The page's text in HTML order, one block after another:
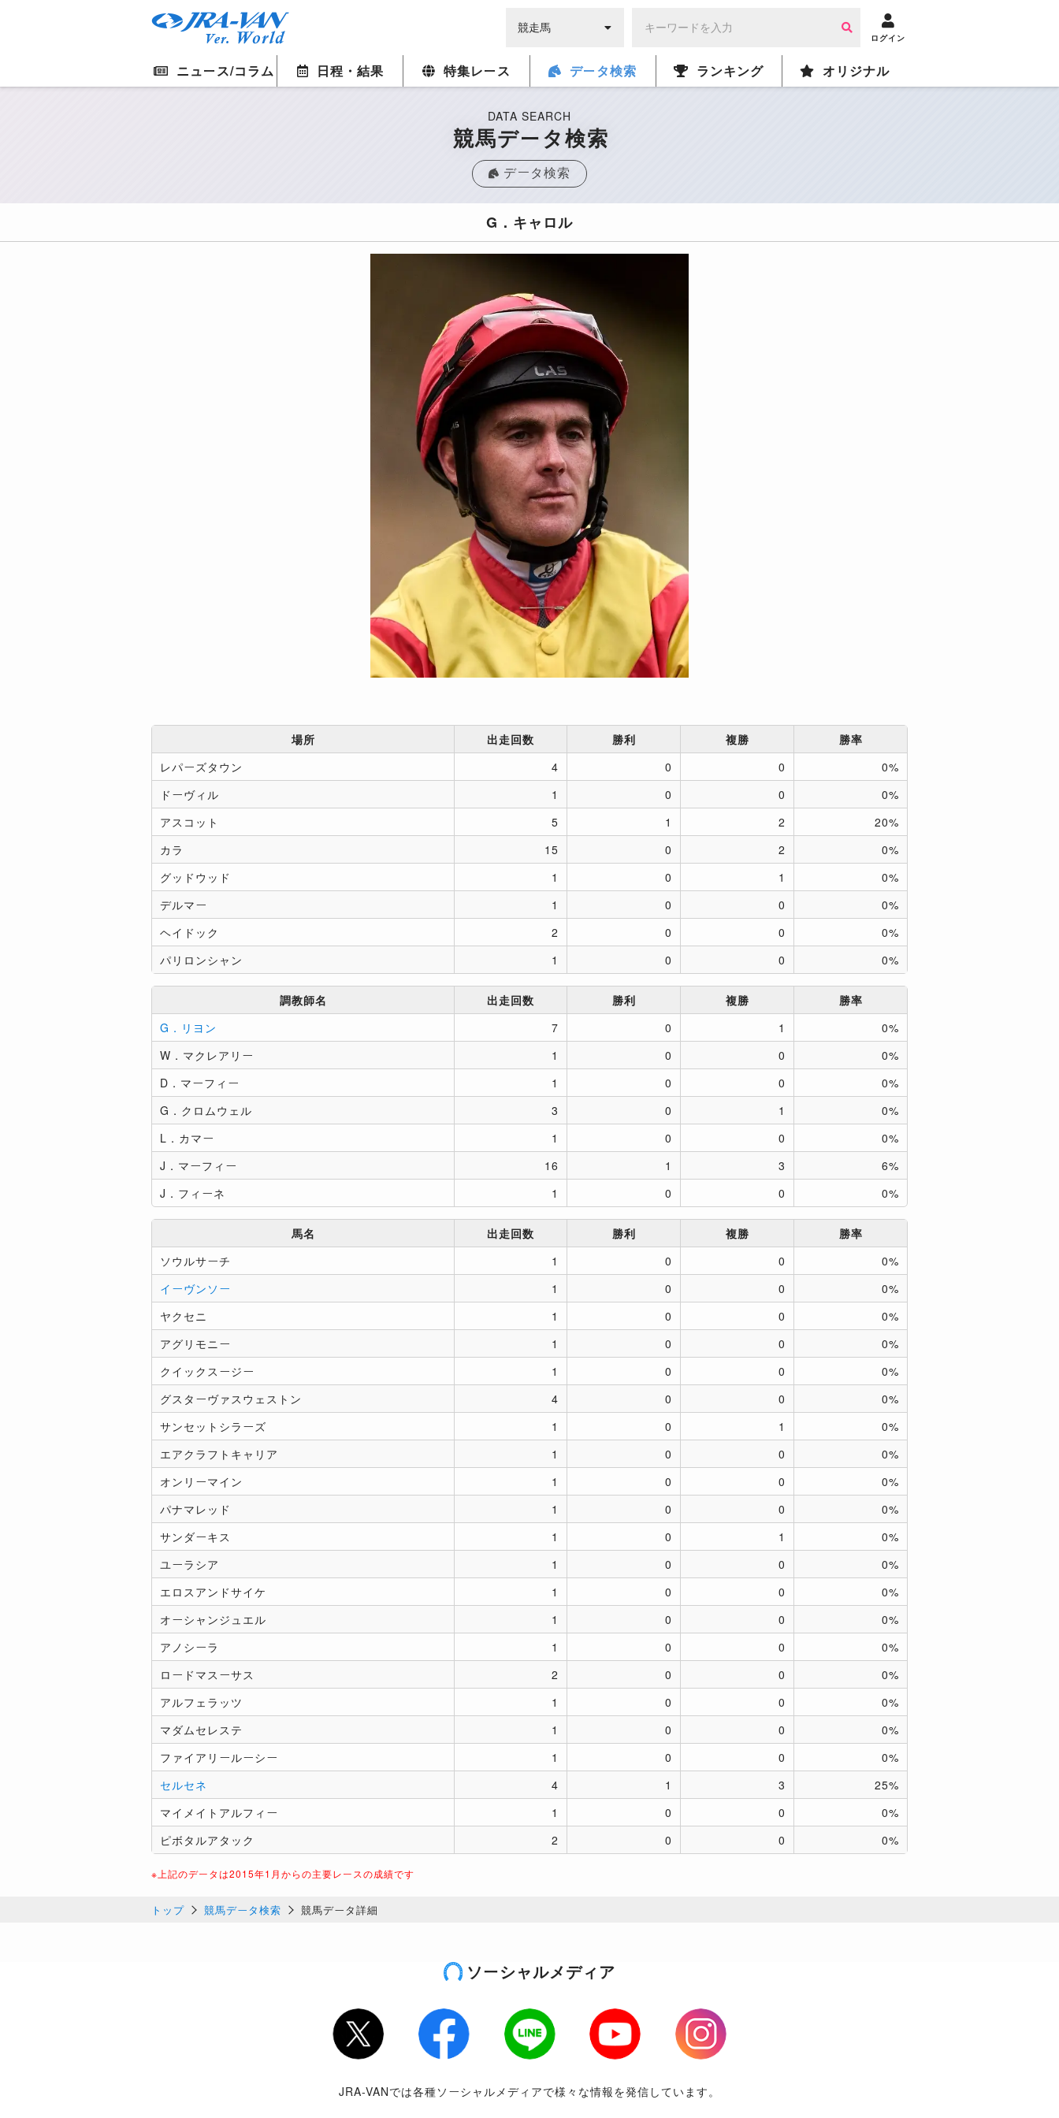
ログイン
ニュース/コラム 日程・結果 特集レース データ検索 ランキング オリジナル
DATA SEARCH
競馬データ検索
データ検索
G．キャロル
場所 出走回数 勝利 複勝
勝率
レパーズタウン
4 0 0
0%
ドーヴィル
1 0 0
0%
アスコット
5 1 2
20%
カラ
15 0 2
0%
グッドウッド
1 0 1
0%
デルマー
1 0 0
0%
ヘイドック
2 0 0
0%
パリロンシャン
1 0 0 0%
調教師名 出走回数 勝利 複勝
勝率
G．リヨン
7 0 1
0%
W．マクレアリー
1 0 0
0%
D．マーフィー
1 0 0
0%
G．クロムウェル
3 0 1
0%
L．カマー
1 0 0
0%
J．マーフィー
16 1 3
6%
J．フィーネ
1 0 0 0%
馬名 出走回数 勝利 複勝
勝率
ソウルサーチ
1 0 0
0%
イーヴンソー
1 0 0
0%
ヤクセニ
1 0 0
0%
アグリモニー
1 0 0
0%
クイックスージー
1 0 0
0%
グスターヴァスウェストン
4 0 0
0%
サンセットシラーズ
1 0 1
0%
エアクラフトキャリア
1 0 0
0%
オンリーマイン
1 0 0
0%
パナマレッド
1 0 0
0%
サンダーキス
1 0 1
0%
ユーラシア
1 0 0
0%
エロスアンドサイケ
1 0 0
0%
オーシャンジュエル
1 0 0
0%
アノシーラ
1 0 0
0%
ロードマスーサス
2 0 0
0%
アルフェラッツ
1 0 0
0%
マダムセレステ
1 0 0
0%
ファイアリールーシー
1 0 0
0%
セルセネ
4 1 3
25%
マイメイトアルフィー
1 0 0
0%
ピボタルアタック
2 0 0 0%
※上記のデータは2015年1月からの主要レースの成績です
トップ 競馬データ検索 競馬データ詳細
ソーシャルメディア
Twitter Facebook LINE Youtube
Instagram
JRA-VANでは各種ソーシャルメディアで様々な情報を発信しています。